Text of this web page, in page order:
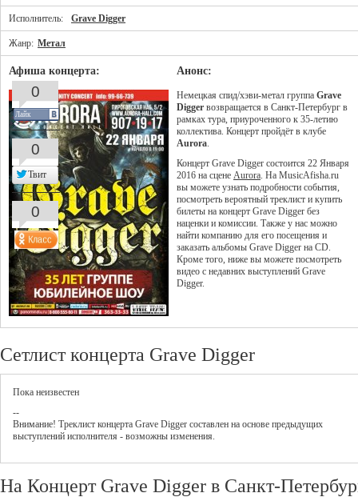
Исполнитель: Grave Digger
Жанр: Метал
Афиша концерта: Анонс:
Немецкая спид/хэви-метал группа Grave
Digger возвращается в Санкт-Петербург в
рамках тура, приуроченного к 35-летию
коллектива. Концерт пройдёт в клубе
Aurora.
Концерт Grave Digger состоится 22 Января
2016 на сцене Aurora. На MusicAfisha.ru
вы можете узнать подробности события,
посмотреть вероятный треклист и купить
билеты на концерт Grave Digger без
наценки и комиссии. Также у нас можно
найти компанию для его посещения и
заказать альбомы Grave Digger на CD.
Кроме того, ниже вы можете посмотреть
видео с недавних выступлений Grave
Digger.
Сетлист концерта Grave Digger
Пока неизвестен
--
Внимание! Треклист концерта Grave Digger составлен на основе предыдущих
выступлений исполнителя - возможны изменения.
На Концерт Grave Digger в Санкт-
0
Лайк
0
Твит
0